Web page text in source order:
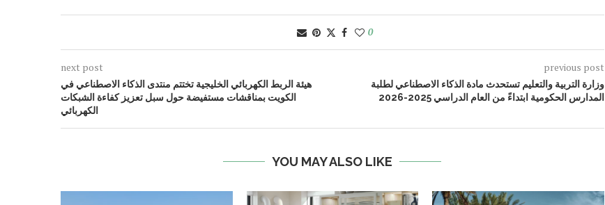
0
previous post
وزارة التربية والتعليم تستحدث مادة الذكاء الاصطناعي لطلبة
المدارس الحكومية ابتداءً من العام الدراسي 2025-2026
next post
هيئة الربط الكهربائي الخليجية تختتم منتدى الذكاء الاصطناعي في
الكويت بمناقشات مستفيضة حول سبل تعزيز كفاءة الشبكات
الكهربائي
YOU MAY ALSO LIKE